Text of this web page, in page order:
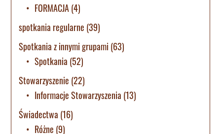
FORMACJA(4)
spotkania regularne (39)
Spotkania z innymi grupami (63)
Spotkania (52)
Stowarzyszenie (22)
Informacje Stowarzyszenia (13)
Świadectwa (16)
Różne (9)